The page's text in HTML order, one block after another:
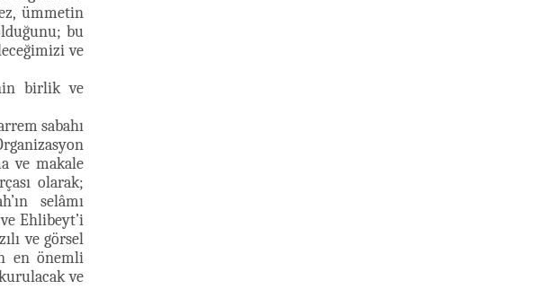
ümmetin
bu
ve
birlik ve
sabahı
ve makale
olarak;
selâmı
Ehlibeyt’i
ve görsel
en önemli
ve